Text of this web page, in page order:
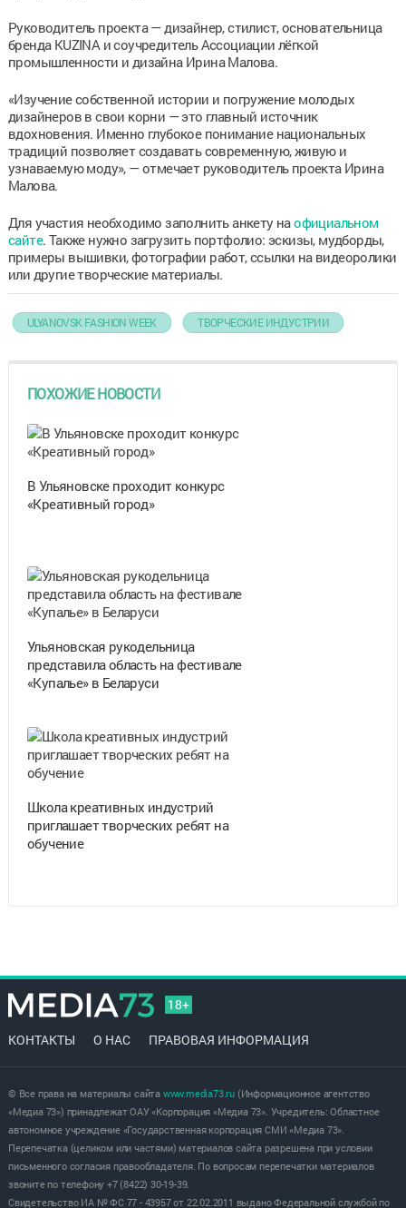
Руководитель проекта — дизайнер, стилист, основательница
бренда KUZINA и соучредитель Ассоциации лёгкой
промышленности и дизайна Ирина Малова.
«Изучение собственной истории и погружение молодых
дизайнеров в свои корни — это главный источник
вдохновения. Именно глубокое понимание национальных
традиций позволяет создавать современную, живую и
узнаваемую моду», — отмечает руководитель проекта Ирина
Малова.
Для участия необходимо заполнить анкету наофициальном
сайте. Также нужно загрузить портфолио: эскизы, мудборды,
примеры вышивки, фотографии работ, ссылки на видеоролики
или другие творческие материалы.
ULYANOVSK FASHION WEEK ТВОРЧЕСКИЕ ИНДУСТРИИ
ПОХОЖИЕ НОВОСТИ
В Ульяновске проходит конкурс
«Креативный город»
Ульяновская рукодельница
представила область на фестивале
«Купалье» в Беларуси
Школа креативных индустрий
приглашает творческих ребят на
обучение
18+
КОНТАКТЫ О НАС ПРАВОВАЯ ИНФОРМАЦИЯ
© Все права на материалы сайта www.media73.ru(Информационное агентство
«Медиа 73») принадлежат ОАУ «Корпорация «Медиа 73». Учредитель: Областное
автономное учреждение «Государственная корпорация СМИ «Медиа 73».
Перепечатка (целиком или частями) материалов сайта разрешена при условии
письменного согласия правообладателя. По вопросам перепечатки материалов
звоните по телефону +7 (8422) 30-19-39.
Свидетельство ИА № ФС 77 - 43957 от 22.02.2011 выдано Федеральной службой по